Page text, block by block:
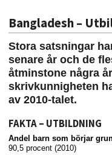
Bangladesh –
Stora satsningar
senare år och de
åtminstone några
skrivkunnigheten
av 2010-talet.
FAKTA – UTBILDNING
Andel barn som börjar
90,5 procent (2010)